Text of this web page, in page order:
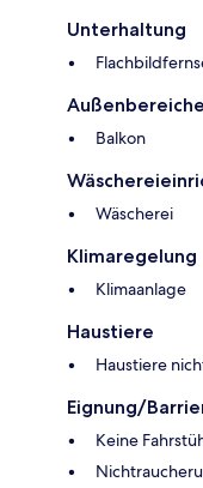
Unterhaltung
Außenbereiche
Balkon
Wäscherei
Klimaregelung
Klimaanlage
Haustiere
Haustiere
Eignung/
Keine